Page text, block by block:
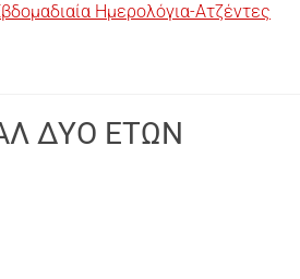
Ημερολόγια-Ατζέντες
ΔΥΟ ΕΤΩΝ